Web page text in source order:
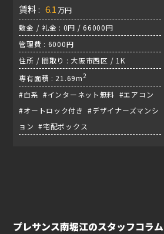
賃料 : 6.1 万円
敷金 / 礼金 : 0円 / 66000円
管理費 : 6000円
住所 / 間取り : 大阪市西区 / 1K
専有面積 : 21.69m2
#白系 #インターネット無料 #エアコン
#オートロック付き #デザイナーズマンシ
ョン #宅配ボックス
プレサンス南堀江のスタッフコラム